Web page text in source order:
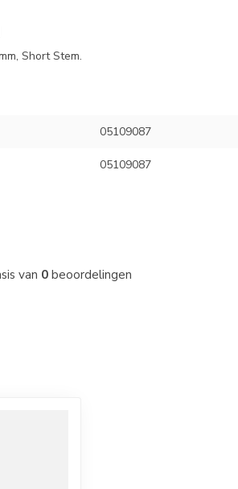
Short Stem.
05109087
05109087
van 0beoordelingen